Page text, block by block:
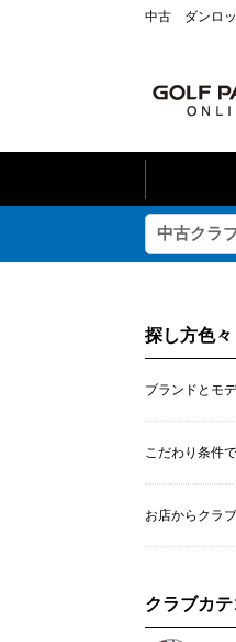
中古 ダンロ
探し方色々
ブランドとモ
こだわり条件
お店からクラ
クラブカ